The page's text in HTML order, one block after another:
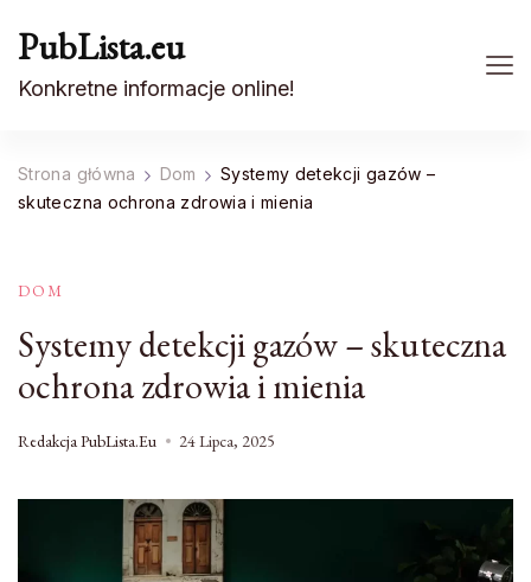
PubLista.eu
Konkretne informacje online!
Strona główna Dom
Systemy detekcji gazów –
skuteczna ochrona zdrowia i mienia
DOM
Systemy detekcji gazów – skuteczna
ochrona zdrowia i mienia
Redakcja PubLista.eu 24 Lipca, 2025